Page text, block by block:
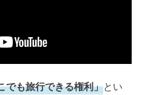
でも旅行できる権利」とい